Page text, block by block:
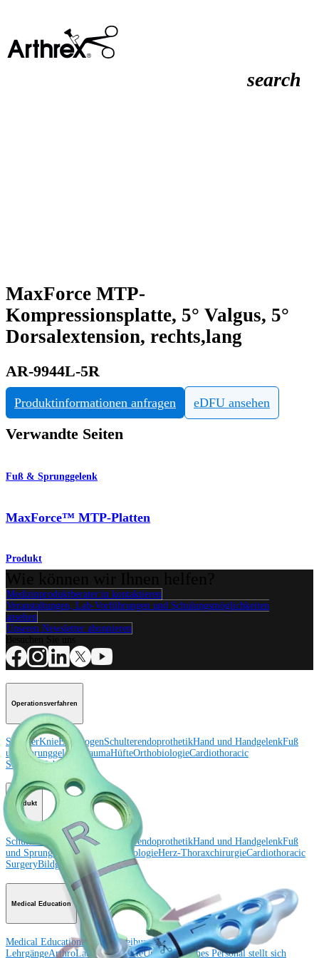
search
MaxForce MTP-
Kompressionsplatte, 5° Valgus, 5°
Dorsalextension, rechts,lang
AR-9944L-5R
Produktinformationen anfragen eDFU ansehen
Verwandte Seiten
Fuß & Sprunggelenk
MaxForce™ MTP-Platten
Produkt
Medizinproduktberater:in kontaktieren
Veranstaltungen, Lab-Vorführungen und Schulungsmöglichkeiten
ansehen
Unseren Newsletter abonnieren
Operationsverfahren
SchulterKnieEllenbogenSchulterendoprothetikHand und HandgelenkFuß
und Sprunggelenk
TraumaHüfteOrthobiologieCardiothoracic
SurgeryWirbelsäule
Produkt
SchulterKnie Ellenbogen SchulterendoprothetikHand und HandgelenkFuß
und SprunggelenkHüfte OrthobiologieHerz-ThoraxchirurgieCardiothoracic
SurgeryBildgebung & Resektion
Medical Education
Medical EducationKursbeschreibungenSchulungen &
LehrgängeArthroLab™-StandorteUnser klinisches Personal stellt sich